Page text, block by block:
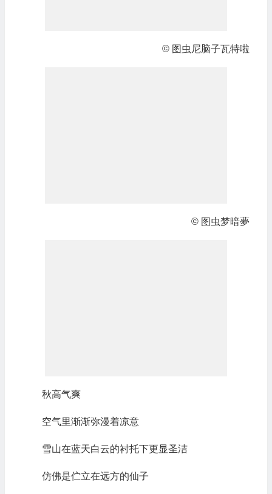
© 图虫尼脑子瓦特啦
© 图虫梦暗夢
秋高气爽
空气里渐渐弥漫着凉意
雪山在蓝天白云的衬托下更显圣洁
仿佛是伫立在远方的仙子